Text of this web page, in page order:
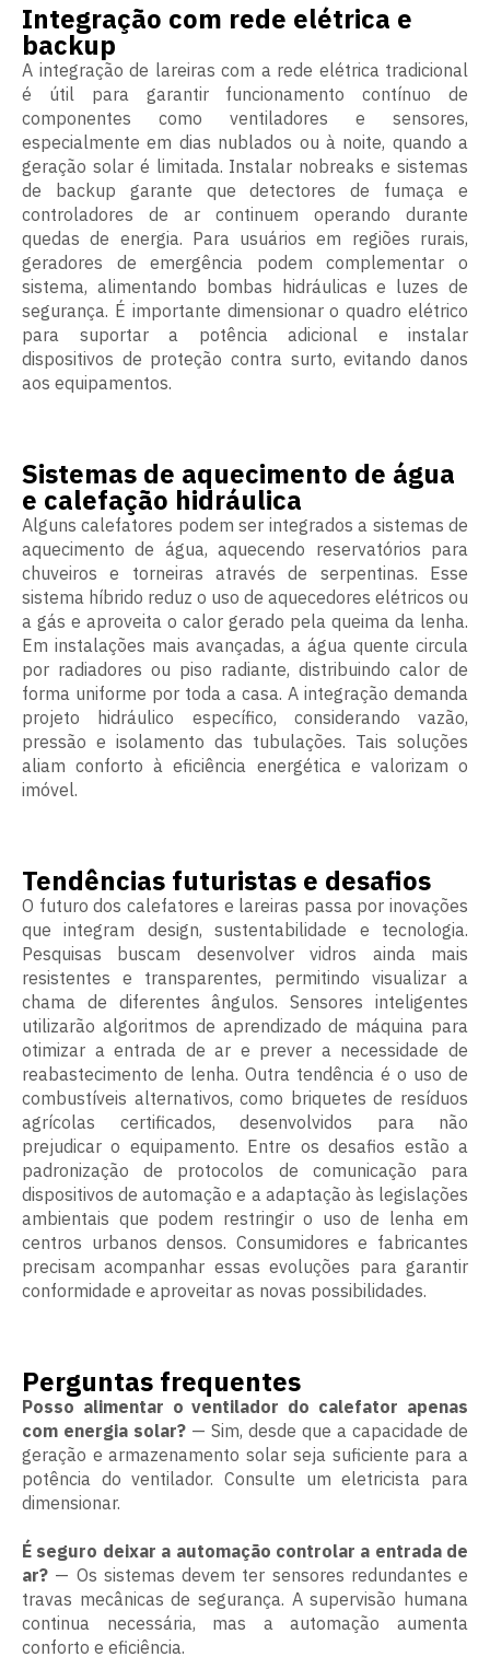
Integração com rede elétrica e
backup
A integração de lareiras com a rede elétrica tradicional
é útil para garantir funcionamento contínuo de
componentes como ventiladores e sensores,
especialmente em dias nublados ou à noite, quando a
geração solar é limitada. Instalar nobreaks e sistemas
de backup garante que detectores de fumaça e
controladores de ar continuem operando durante
quedas de energia. Para usuários em regiões rurais,
geradores de emergência podem complementar o
sistema, alimentando bombas hidráulicas e luzes de
segurança. É importante dimensionar o quadro elétrico
para suportar a potência adicional e instalar
dispositivos de proteção contra surto, evitando danos
aos equipamentos.
Sistemas de aquecimento de água
e calefação hidráulica
Alguns calefatores podem ser integrados a sistemas de
aquecimento de água, aquecendo reservatórios para
chuveiros e torneiras através de serpentinas. Esse
sistema híbrido reduz o uso de aquecedores elétricos ou
a gás e aproveita o calor gerado pela queima da lenha.
Em instalações mais avançadas, a água quente circula
por radiadores ou piso radiante, distribuindo calor de
forma uniforme por toda a casa. A integração demanda
projeto hidráulico específico, considerando vazão,
pressão e isolamento das tubulações. Tais soluções
aliam conforto à eficiência energética e valorizam o
imóvel.
Tendências futuristas e desafios
O futuro dos calefatores e lareiras passa por inovações
que integram design, sustentabilidade e tecnologia.
Pesquisas buscam desenvolver vidros ainda mais
resistentes e transparentes, permitindo visualizar a
chama de diferentes ângulos. Sensores inteligentes
utilizarão algoritmos de aprendizado de máquina para
otimizar a entrada de ar e prever a necessidade de
reabastecimento de lenha. Outra tendência é o uso de
combustíveis alternativos, como briquetes de resíduos
agrícolas certificados, desenvolvidos para não
prejudicar o equipamento. Entre os desafios estão a
padronização de protocolos de comunicação para
dispositivos de automação e a adaptação às legislações
ambientais que podem restringir o uso de lenha em
centros urbanos densos. Consumidores e fabricantes
precisam acompanhar essas evoluções para garantir
conformidade e aproveitar as novas possibilidades.
Perguntas frequentes
Posso alimentar o ventilador do calefator apenas
com energia solar? — Sim, desde que a capacidade de
geração e armazenamento solar seja suficiente para a
potência do ventilador. Consulte um eletricista para
dimensionar.
É seguro deixar a automação controlar a entrada de
ar? — Os sistemas devem ter sensores redundantes e
travas mecânicas de segurança. A supervisão humana
continua necessária, mas a automação aumenta
conforto e eficiência.